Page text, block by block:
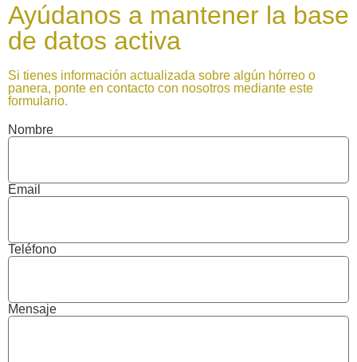
Ayúdanos a mantener la base
de datos activa
Si tienes información actualizada sobre algún hórreo o
panera, ponte en contacto con nosotros mediante este
formulario.
Nombre
Email
Teléfono
Mensaje